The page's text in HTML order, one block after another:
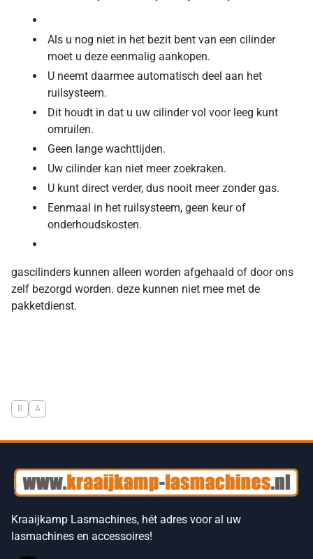
Als u nog niet in het bezit bent van een cilinder
moet u deze eenmalig aankopen.
U neemt daarmee automatisch deel aan het
ruilsysteem.
Dit houdt in dat u uw cilinder vol voor leeg kunt
omruilen.
Geen lange wachttijden.
Uw cilinder kan niet meer zoekraken.
U kunt direct verder, dus nooit meer zonder gas.
Eenmaal in het ruilsysteem, geen keur of
onderhoudskosten.
gascilinders kunnen alleen worden afgehaald of door ons
zelf bezorgd worden. deze kunnen niet mee met de
pakketdienst.
B A
Kraaijkamp Lasmachines, hét adres voor al uw
lasmachines en accessoires!